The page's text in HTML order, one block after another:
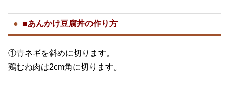
■あんかけ豆腐丼の作り方
①青ネギを斜めに切ります。
鶏むね肉は2cm角に切ります。